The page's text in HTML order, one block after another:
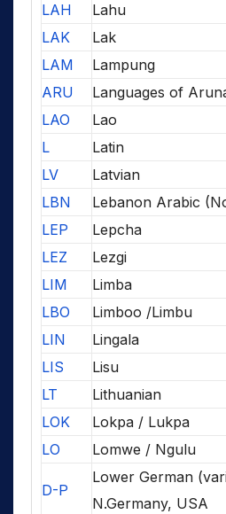
LAH
Lahu
LAK
Lak
LAM
Lampung
ARU
Languages of
LAO
Lao
L
Latin
LV
Latvian
LBN
Lebanon Arabic
LEP
Lepcha
LEZ
Lezgi
LIM
Limba
LBO
Limboo /Limbu
LIN
Lingala
LIS
Lisu
LT
Lithuanian
LOK
Lokpa / Lukpa
LO
Lomwe / Ngulu
D-P
Lower German
N.Germany, USA